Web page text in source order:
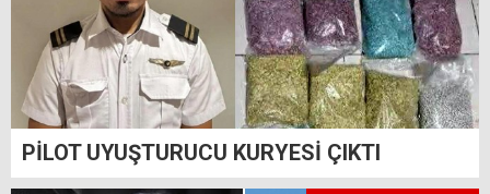
PİLOT UYUŞTURUCU KURYESİ ÇIKTI